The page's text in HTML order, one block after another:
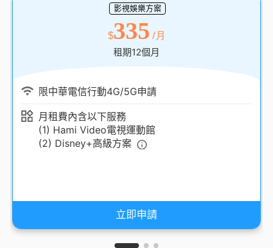
影視娛樂方案
$335 /月
租期12個月
限中華電信行動4G/5G申請
月租費內含以下服務
(1) Hami Video電視運動館
(2) Disney+高級方案
立即申請